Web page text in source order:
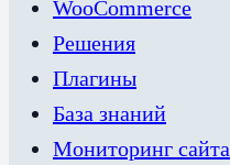
WooCommerce
Решения
Плагины
База знаний
Мониторинг сайта